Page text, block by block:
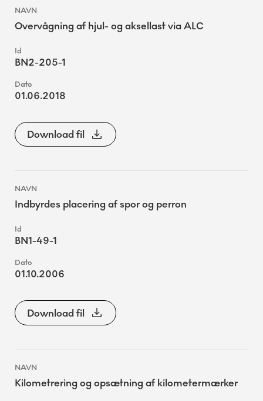
Overvågning af hjul- og aksellast via ALC
BN2-205-1
01.06.2018
Download fil
Indbyrdes placering af spor og perron
BN1-49-1
01.10.2006
Download fil
Kilometrering og opsætning af kilometermærker